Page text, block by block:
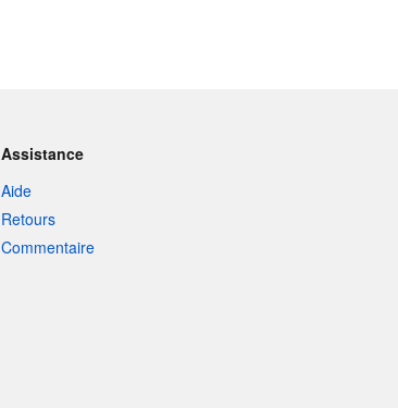
Assistance
Aide
Retours
Commentaire